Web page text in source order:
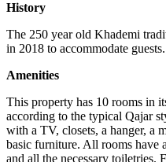
History
The 250 year old Khademi
in 2018 to accommodate guests.
Amenities
This property has 10 rooms in
according to the typical Qajar
with a TV, closets, a hanger, a
basic furniture. All rooms have
and all the necessary toiletries.